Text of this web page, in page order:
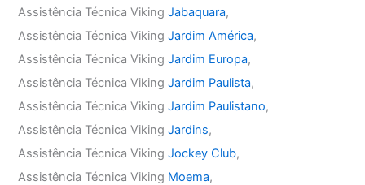
Assistência Técnica VikingJabaquara,
Assistência Técnica VikingJardim América,
Assistência Técnica VikingJardim Europa,
Assistência Técnica VikingJardim Paulista,
Assistência Técnica VikingJardim Paulistano,
Assistência Técnica VikingJardins,
Assistência Técnica VikingJockey Club,
Assistência Técnica Viking Moema,